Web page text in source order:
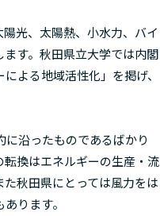
光、太陽熱、小水力、バイ
す。秋田県立大学では内閣
よる地域活性化」を掲げ、
沿ったものであるばかり
換はエネルギーの生産・流
秋田県にとっては風力をは
ります。